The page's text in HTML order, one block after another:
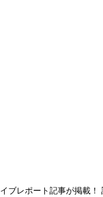
レポート記事が掲載！